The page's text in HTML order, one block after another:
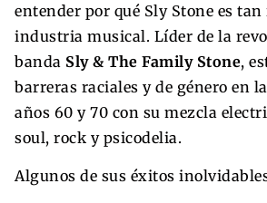
entender por qué Sly Stone es
industria musical. Líder de la
banda Sly & The Family Stone,
barreras raciales y de género en
años 60 y 70 con su mezcla
soul, rock y psicodelia.
Algunos de sus éxitos